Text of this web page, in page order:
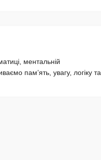
ментальній
пам’ять, увагу, логіку та